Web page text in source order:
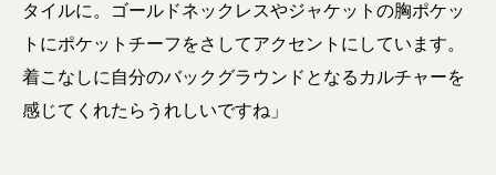
タイルに。ゴールドネックレスやジャケットの胸ポケッ
トにポケットチーフをさしてアクセントにしています。
着こなしに自分のバックグラウンドとなるカルチャーを
感じてくれたらうれしいですね」